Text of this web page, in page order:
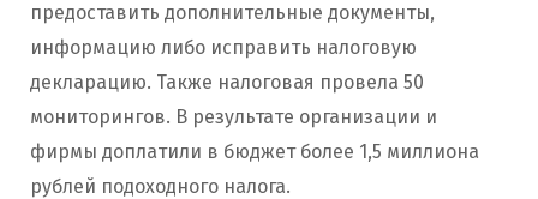
предоставить дополнительные документы,
информацию либо исправить налоговую
декларацию. Также налоговая провела 50
мониторингов. В результате организации и
фирмы доплатили в бюджет более 1,5 миллиона
рублей подоходного налога.